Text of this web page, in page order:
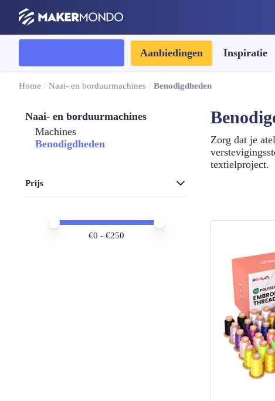
Aanbiedingen Inspiratie
Home / Naai- en borduurmachines / Benodigdheden
Naai- en borduurmachines
Machines
Benodigdheden
Prijs
Minimale prijs
Maximale prijs
€0 - €250
Zorg dat je
textielproject.